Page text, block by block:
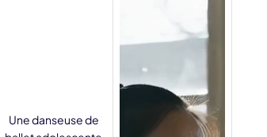
Une danseuse de
avec du rythme et
Essayez Maintenant